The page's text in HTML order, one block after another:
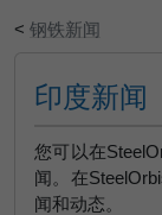
< 钢铁新闻
印度新闻
您可以在
闻。在
闻和动态。